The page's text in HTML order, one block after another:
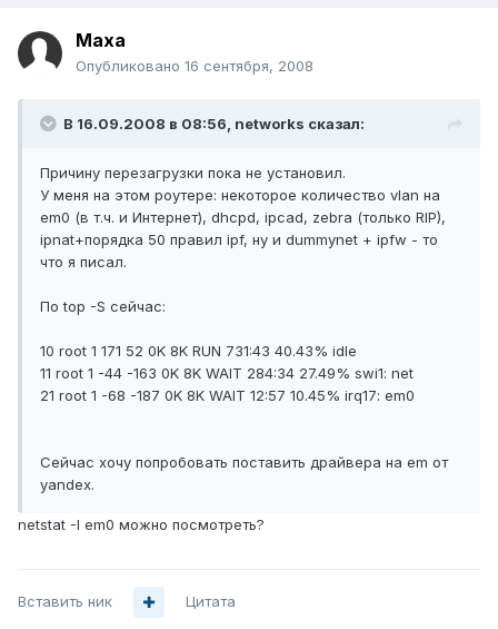
Maxa
Опубликовано 16 сентября, 2008
В 16.09.2008 в 08:56, networks сказал:
Причину перезагрузки пока не установил.
У меня на этом роутере: некоторое количество vlan на
em0 (в т.ч. и Интернет), dhcpd, ipcad, zebra (только RIP),
ipnat+порядка 50 правил ipf, ну и dummynet + ipfw - то
что я писал.
По top -S сейчас:
10 root 1 171 52 0K 8K RUN 731:43 40.43% idle
11 root 1 -44 -163 0K 8K WAIT 284:34 27.49% swi1: net
21 root 1 -68 -187 0K 8K WAIT 12:57 10.45% irq17: em0
Сейчас хочу попробовать поставить драйвера на em от
yandex.
netstat -I em0 можно посмотреть?
Вставить ник Цитата